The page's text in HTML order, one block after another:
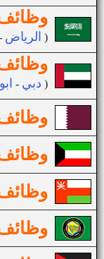
الرياض )
دبي - )